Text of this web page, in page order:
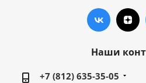
Наши
+7 (812) 635-35-05